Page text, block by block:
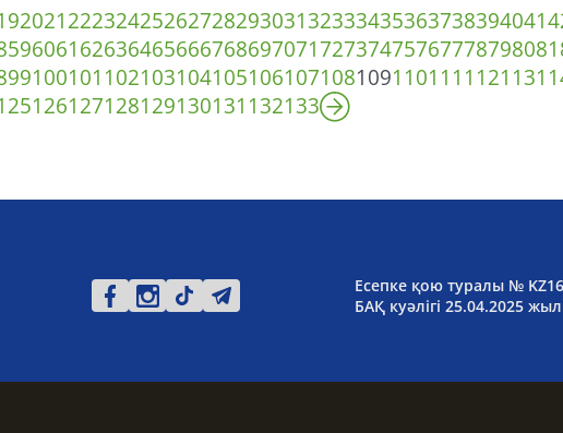
20212223242526272829303132333435363738394041
5960616263646566676869707172737475767778798081
99100101 102103104105106107108109110111 112113
126127128129130131 132133
Есепке қою туралы №
БАҚ куәлігі 25.04.2025